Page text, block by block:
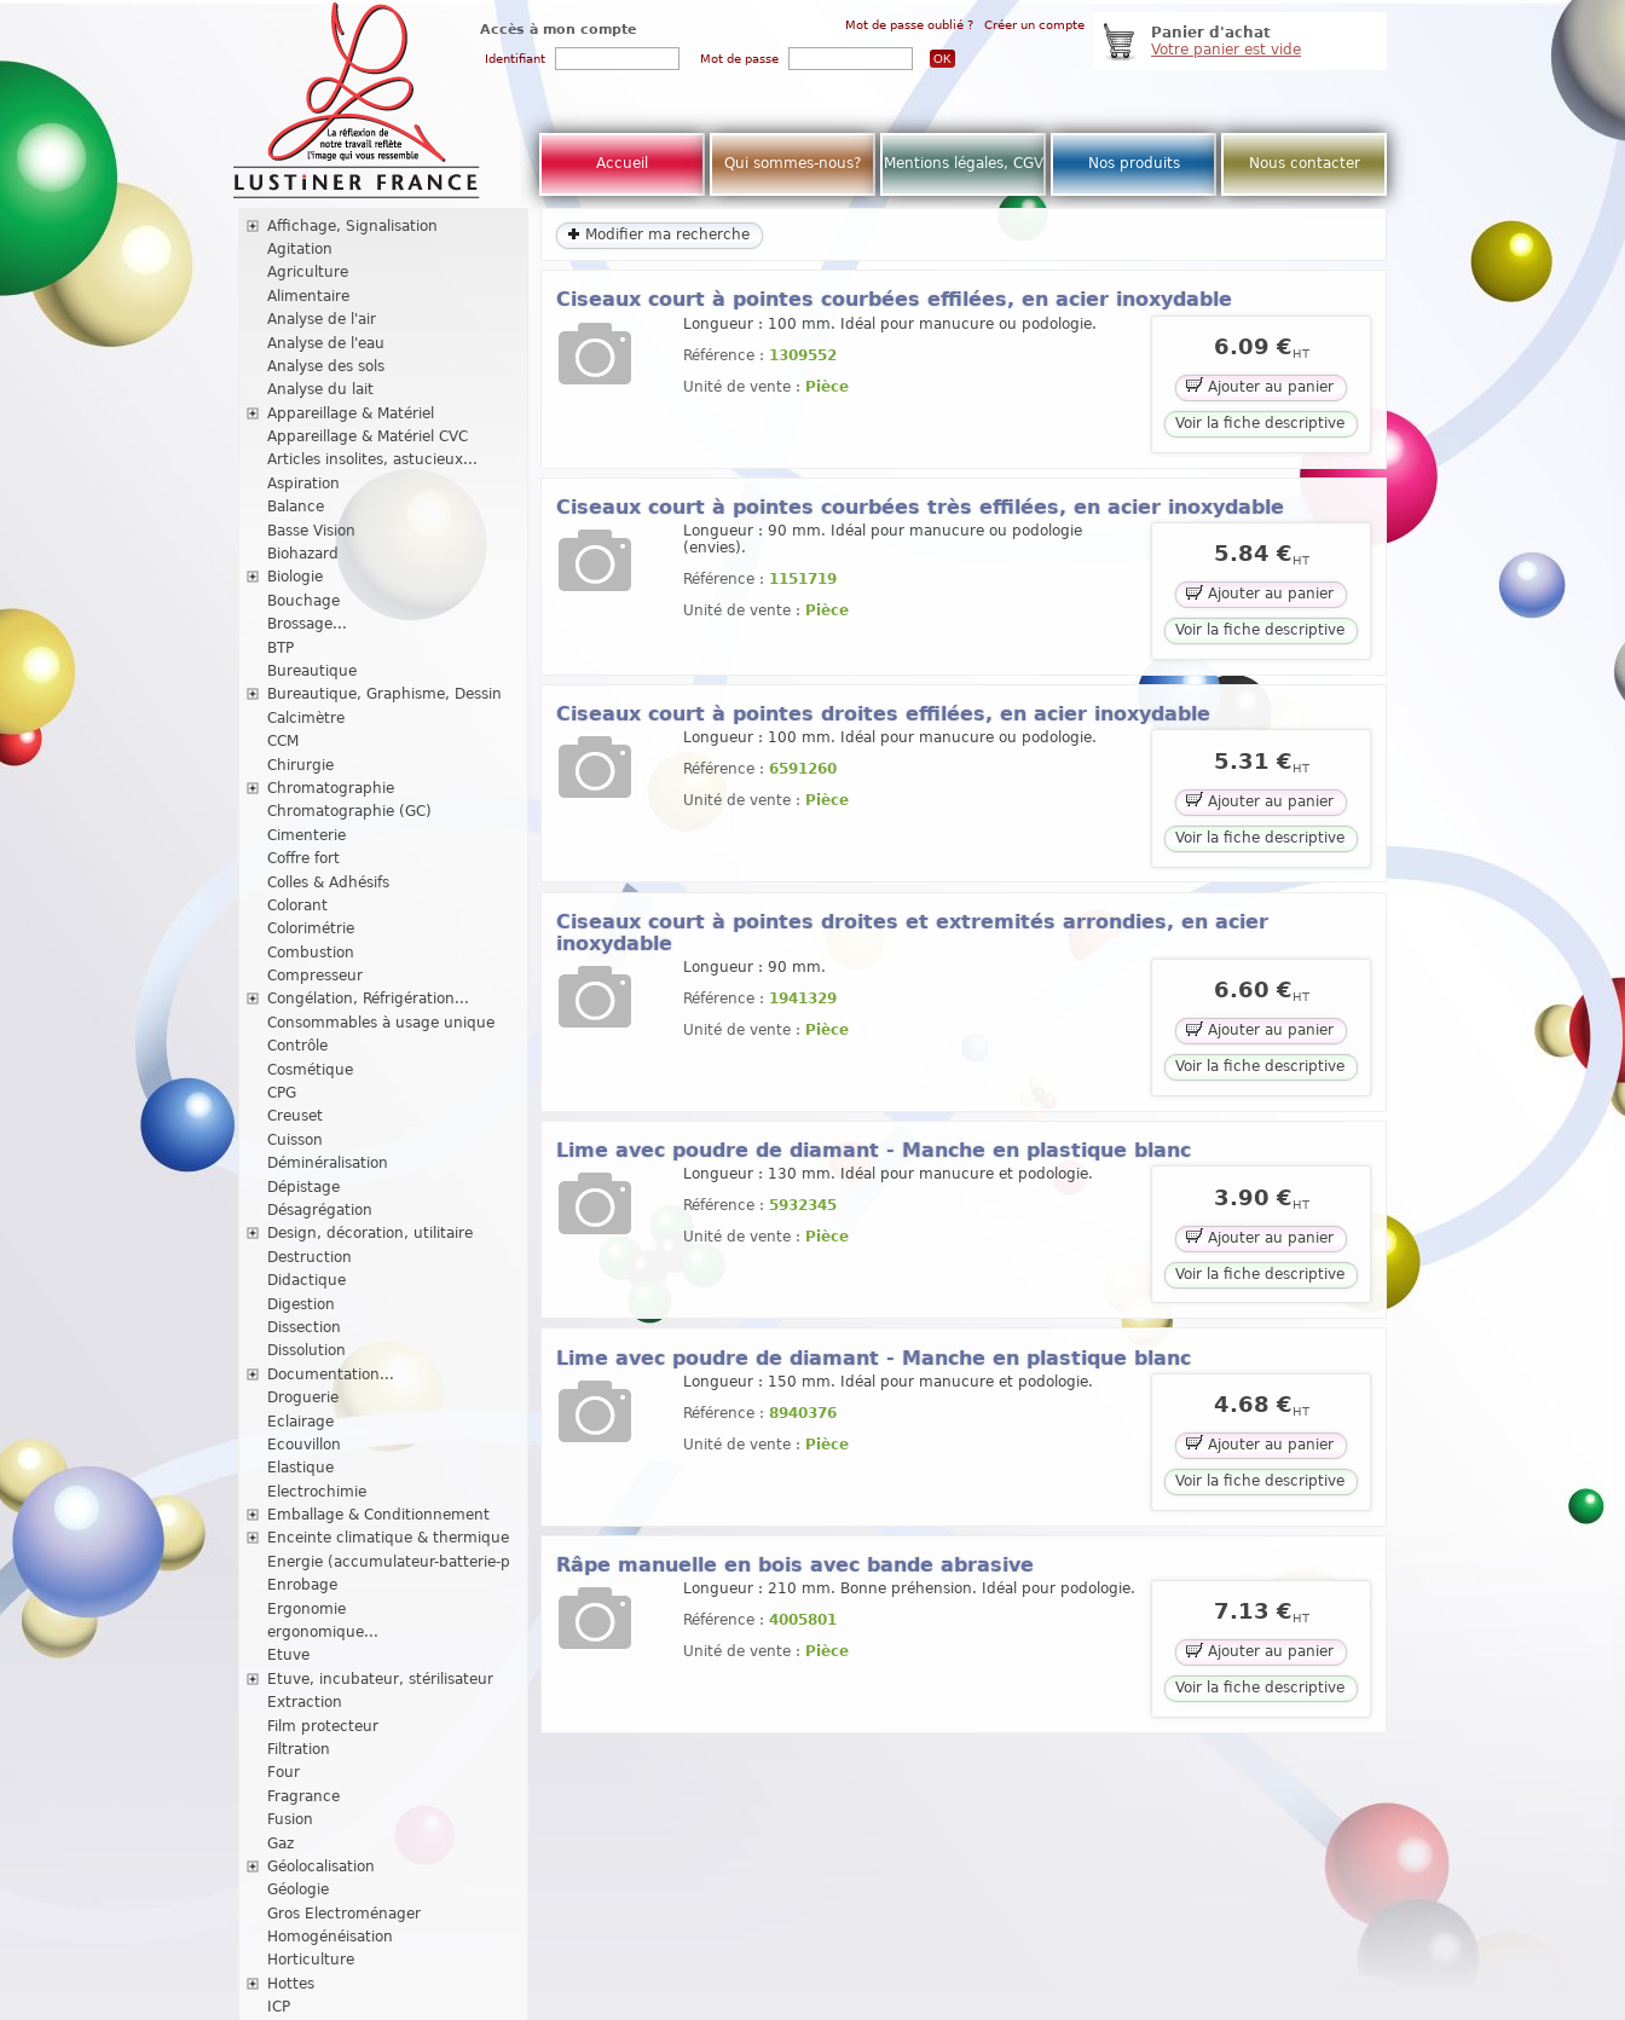
Accès à mon compte Mot de passe oublié ? Créer un compte
Identifiant Mot de passe
Panier d'achat
Votre panier est vide
Accueil Qui sommes-nous? Mentions légales, CGV Nos produits Nous contacter
Affichage, Signalisation
Agitation
Agriculture
Alimentaire
Analyse de l'air
Analyse de l'eau
Analyse des sols
Analyse du lait
Appareillage & Matériel
Appareillage & Matériel CVC
Articles insolites, astucieux...
Aspiration
Balance
Basse Vision
Biohazard
Biologie
Bouchage
Brossage...
BTP
Bureautique
Bureautique, Graphisme, Dessin
Calcimètre
CCM
Chirurgie
Chromatographie
Chromatographie (GC)
Cimenterie
Coffre fort
Colles & Adhésifs
Colorant
Colorimétrie
Combustion
Compresseur
Congélation, Réfrigération...
Consommables à usage unique
Contrôle
Cosmétique
CPG
Creuset
Cuisson
Déminéralisation
Dépistage
Désagrégation
Design, décoration, utilitaire
Destruction
Didactique
Digestion
Dissection
Dissolution
Documentation...
Droguerie
Eclairage
Ecouvillon
Elastique
Electrochimie
Emballage & Conditionnement
Enceinte climatique & thermique
Energie (accumulateur-batterie-p
Enrobage
Ergonomie
ergonomique...
Etuve
Etuve, incubateur, stérilisateur
Extraction
Film protecteur
Filtration
Four
Fragrance
Fusion
Gaz
Géolocalisation
Géologie
Gros Electroménager
Homogénéisation
Horticulture
Hottes
ICP
Modifier ma recherche
Ciseaux court à pointes courbées effilées, en acier inoxydable
Longueur : 100 mm. Idéal pour manucure ou podologie.
Référence : 1309552
Unité de vente : Pièce
6.09 € HT
Ajouter au panier
Voir la fiche descriptive
Ciseaux court à pointes courbées très effilées, en acier inoxydable
Longueur : 90 mm. Idéal pour manucure ou podologie
(envies).
Référence : 1151719
Unité de vente : Pièce
5.84 € HT
Ajouter au panier
Voir la fiche descriptive
Ciseaux court à pointes droites effilées, en acier inoxydable
Longueur : 100 mm. Idéal pour manucure ou podologie.
Référence : 6591260
Unité de vente : Pièce
5.31 €HT
Ajouter au panier
Voir la fiche descriptive
Ciseaux court à pointes droites et extremités arrondies, en acier
inoxydable
Longueur : 90 mm.
Référence : 1941329
Unité de vente : Pièce
6.60 € HT
Ajouter au panier
Voir la fiche descriptive
Lime avec poudre de diamant - Manche en plastique blanc
Longueur : 130 mm. Idéal pour manucure et podologie.
Référence : 5932345
Unité de vente : Pièce
3.90 €HT
Ajouter au panier
Voir la fiche descriptive
Lime avec poudre de diamant - Manche en plastique blanc
Longueur : 150 mm. Idéal pour manucure et podologie.
Référence : 8940376
Unité de vente : Pièce
4.68 € HT
Ajouter au panier
Voir la fiche descriptive
Râpe manuelle en bois avec bande abrasive
Longueur : 210 mm. Bonne préhension. Idéal pour podologie.
Référence : 4005801
Unité de vente : Pièce
7.13 € HT
Ajouter au panier
Voir la fiche descriptive